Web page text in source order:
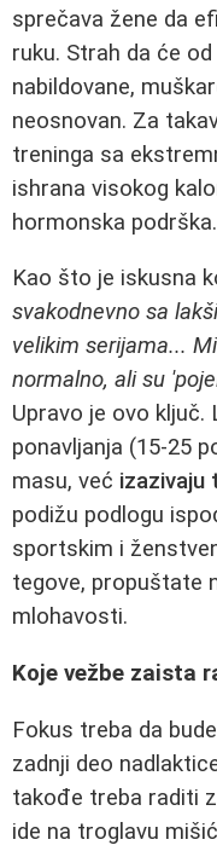
sprečava žene da
ruku. Strah da će
nabildovane,
neosnovan. Za
treninga sa
ishrana visokog
hormonska podrška.
Kao što je iskusna
svakodnevno sa
velikim serijama...
normalno, ali su
Upravo je ovo ključ.
ponavljanja (15-25
masu, već izazivaju
podižu podlogu
sportskim i
tegove, propuštate
mlohavosti.
Koje vežbe zaista
Fokus treba da
zadnji deo
takođe treba raditi
ide na troglavu